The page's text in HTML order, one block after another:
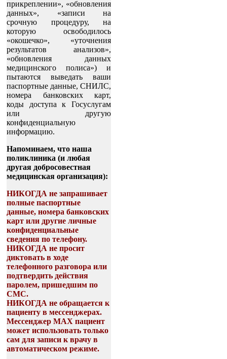
прикреплении», «обновления
данных», «записи на
срочную процедуру, на
которую освободилось
«окошечко», «уточнения
результатов анализов»,
«обновления данных
медицинского полиса») и
пытаются выведать ваши
паспортные данные, СНИЛС,
номера банковских карт,
коды доступа к Госуслугам
или другую
конфиденциальную
информацию.
Напоминаем, что наша
поликлиника (и любая
другая добросовестная
медицинская организация):
НИКОГДА не запрашивает
полные паспортные
данные, номера банковских
карт или другие личные
конфиденциальные
сведения по телефону.
НИКОГДА не просит
диктовать в ходе
телефонного разговора или
подтвердить действия
паролем, пришедшим по
СМС.
НИКОГДА не обращается к
пациенту в мессенджерах.
Мессенджер МАХ пациент
может использовать только
сам для записи к врачу в
автоматическом режиме.